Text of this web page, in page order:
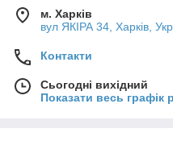
м. Харків
вул ЯКІРА 34, Харків,
Контакти
Сьогодні вихідний
Показати весь графік